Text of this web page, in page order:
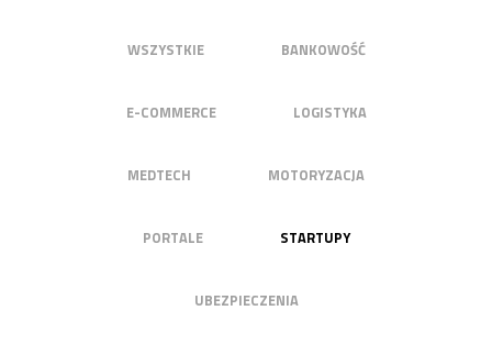
WSZYSTKIE BANKOWOŚĆ
E-COMMERCE LOGISTYKA
MEDTECH MOTORYZACJA
PORTALE STARTUPY
UBEZPIECZENIA